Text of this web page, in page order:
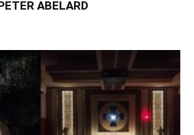
ABELARD